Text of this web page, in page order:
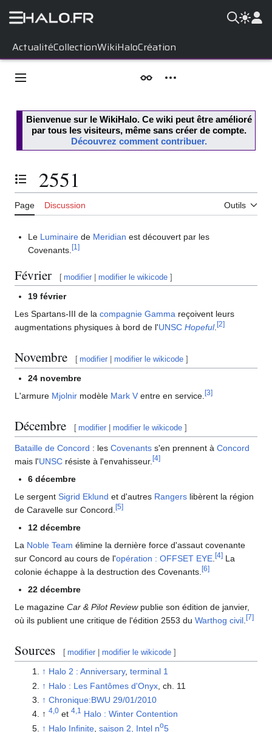
ActualitéCollectionWikiHaloCréation
contenu
Menu principal ApparenceOutils personnels
Bienvenue sur le WikiHalo. Ce wiki peut être amélioré
par tous les visiteurs, même sans créer de compte.
Découvrez comment contribuer.
Basculer la table des matières
2551
Page Discussion Outils
Le Luminaire de Meridian est découvert par les
Covenants.[1]
Février [ modifier |modifier le wikicode ]
19 février
Les Spartans-III de la compagnie Gamma reçoivent leurs
augmentations physiques à bord de l'UNSC Hopeful. [2]
Novembre [ modifier |modifier le wikicode ]
24 novembre
L'armure Mjolnir modèle Mark V entre en service. [3]
Décembre [ modifier |modifier le wikicode ]
Bataille de Concord : les Covenants s'en prennent à Concord
mais l'UNSC résiste à l'envahisseur. [4]
6 décembre
Le sergent Sigrid Eklund et d'autres Rangers libèrent la région
de Caravelle sur Concord. [5]
12 décembre
La Noble Team élimine la dernière force d'assaut covenante
sur Concord au cours de l'opération : OFFSET EYE [4] La
colonie échappe à la destruction des Covenants. [6]
22 décembre
Le magazine Car & Pilot Reviewpublie son édition de janvier,
où ils publient une critique de l'édition 2553 du Warthog civil [7]
Sources [ modifier |modifier le wikicode ]
↑ Halo 2 : Anniversary, terminal 1
↑ Halo : Les Fantômes d'Onyx, ch. 11
↑ Chronique:BWU 29/01/2010
↑ 4,0et 4,1 Halo : Winter Contention
↑ Halo Infinite, saison 2, Intel no5